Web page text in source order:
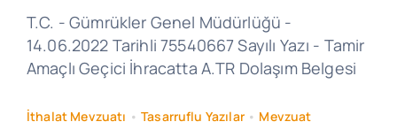
T.C. - Gümrükler Genel Müdürlüğü -
14.06.2022 Tarihli 75540667 Sayılı Yazı - Tamir
Amaçlı Geçici İhracatta A.TR Dolaşım Belgesi
İthalat Mevzuatı •Tasarruflu Yazılar• Mevzuat